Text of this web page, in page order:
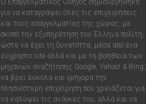
για να καταγράψει όλες τις επιχειρήσεις
και τους επαγγελματίες της χώρας, με
σκοπό την εξυπηρέτηση του Έλληνα πολίτη,
ώστε να έχει τη δυνατόττα, μέσα από ένα
εύχρηστο site αλλά και με τη βοήθεια των
μηχανών αναζήτησης Google, Yahoo! & Bing,
να βρει έυκολα και γρήγορα την
πλησιέστερη επιχείρηση που χρειάζεται για
να καλύψει τις ανάγκες του, αλλά και να